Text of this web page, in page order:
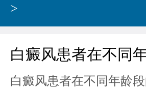
>
白癜风患者在不同年龄